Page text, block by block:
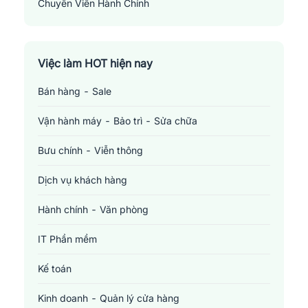
Chuyên Viên Hành Chính
Việc làm HOT hiện nay
Bán hàng - Sale
Vận hành máy - Bảo trì - Sửa chữa
Bưu chính - Viễn thông
Dịch vụ khách hàng
Hành chính - Văn phòng
IT Phần mềm
Kế toán
Kinh doanh - Quản lý cửa hàng